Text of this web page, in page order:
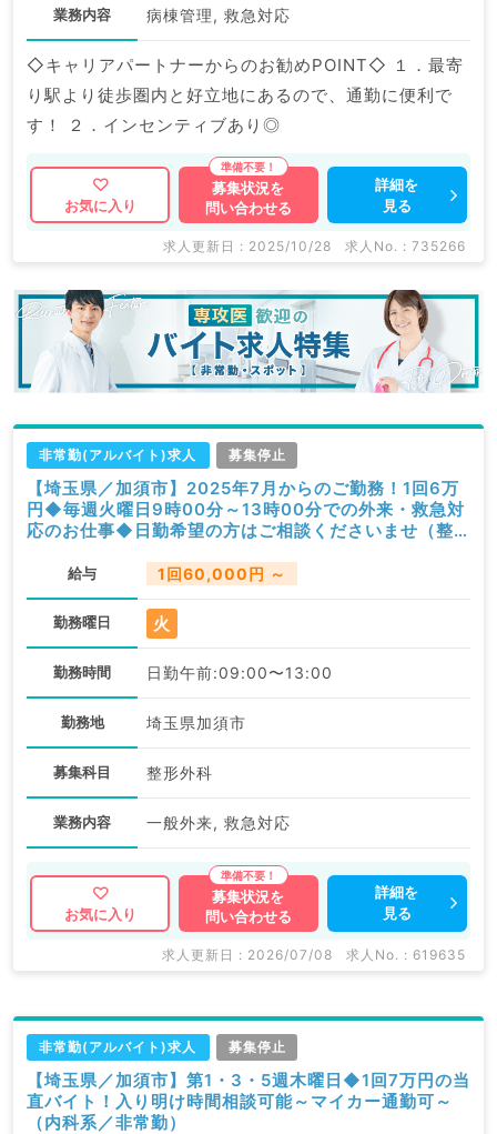
業務内容 病棟管理, 救急対応
◇キャリアパートナーからのお勧めPOINT◇ １．最寄
り駅より徒歩圏内と好立地にあるので、通勤に便利で
す！ ２．インセンティブあり◎
お気に入り
募集状況を
問い合わせる
詳細を
見る
求人更新日 : 2025/10/28 求人No. : 735266
非常勤(アルバイト)求人 募集停止
【埼玉県／加須市】2025年7月からのご勤務！1回6万
円◆毎週火曜日9時00分～13時00分での外来・救急対
応のお仕事◆日勤希望の方はご相談くださいませ（整
給与 1回60,000円 ～
勤務曜日 火
勤務時間 日勤午前:09:00〜13:00
勤務地 埼玉県加須市
募集科目 整形外科
業務内容 一般外来, 救急対応
お気に入り
募集状況を
問い合わせる
詳細を
見る
求人更新日 : 2026/07/08 求人No. : 619635
非常勤(アルバイト)求人 募集停止
【埼玉県／加須市】第1・3・5週木曜日◆1回7万円の当
直バイト！入り明け時間相談可能～マイカー通勤可～
（内科系／非常勤）